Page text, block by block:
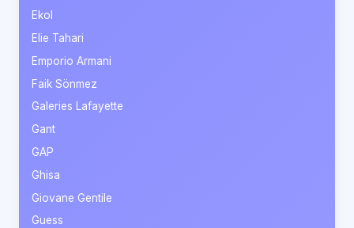
Ekol
Elie Tahari
Emporio Armani
Faik Sönmez
Galeries Lafayette
Gant
GAP
Ghisa
Giovane Gentile
Guess